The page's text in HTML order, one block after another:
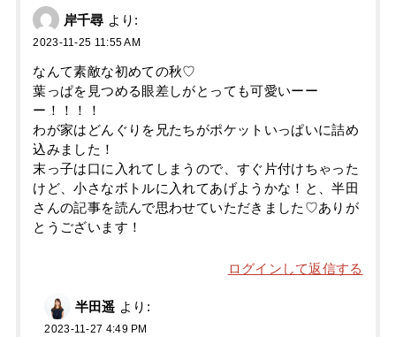
岸千尋 より:
2023-11-25 11:55 AM
なんて素敵な初めての秋♡
葉っぱを見つめる眼差しがとっても可愛いーー
ー！！！！
わが家はどんぐりを兄たちがポケットいっぱいに詰め
込みました！
末っ子は口に入れてしまうので、すぐ片付けちゃった
けど、小さなボトルに入れてあげようかな！と、半田
さんの記事を読んで思わせていただきました♡ありが
とうございます！
ログインして返信する
半田遥 より:
2023-11-27 4:49 PM